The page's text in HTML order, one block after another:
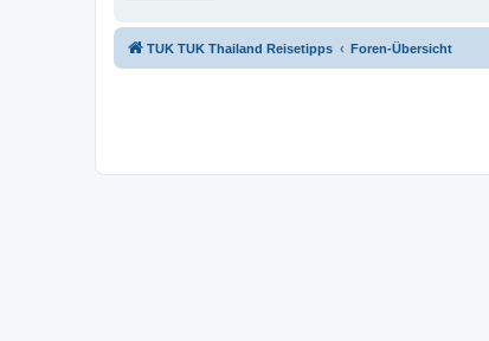
TUK TUK Thailand Reisetipps Foren-Übersicht